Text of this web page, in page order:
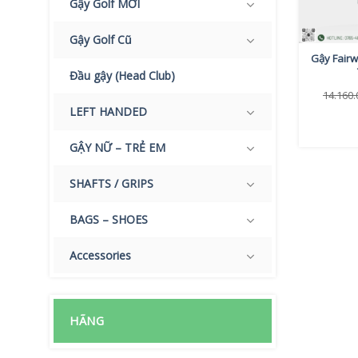
Gậy Golf MỚI
Gậy Golf Cũ
Đầu gậy (Head Club)
LEFT HANDED
GẬY NỮ – TRẺ EM
SHAFTS / GRIPS
BAGS – SHOES
Accessories
HÃNG
Gậy